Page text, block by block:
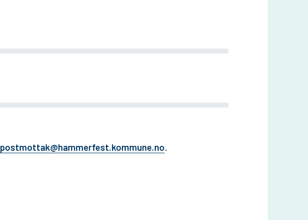
postmottak@hammerfest.kommune.no.